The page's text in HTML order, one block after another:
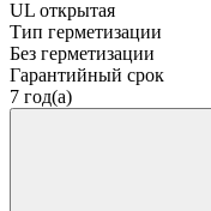
UL открытая
Тип герметизации
Без герметизации
Гарантийный срок
7 год(а)